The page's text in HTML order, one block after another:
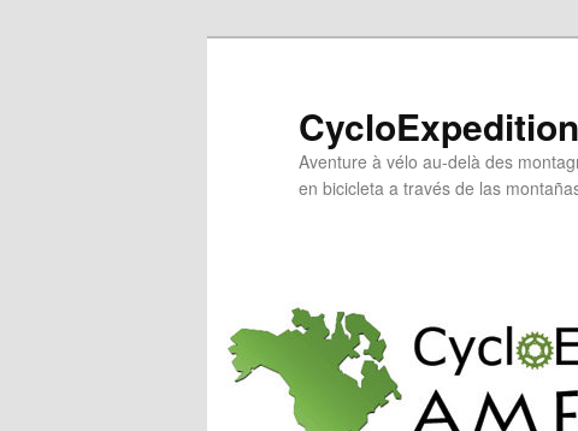
Aventure à vélo au-delà des
en bicicleta a través de las